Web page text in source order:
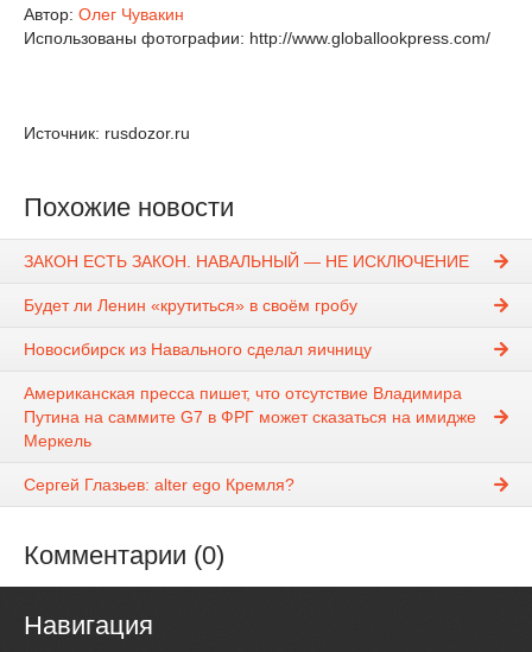
Автор: Олег Чувакин
Использованы фотографии: http://www.globallookpress.com/
Источник: rusdozor.ru
Похожие новости
ЗАКОН ЕСТЬ ЗАКОН. НАВАЛЬНЫЙ — НЕ ИСКЛЮЧЕНИЕ
Будет ли Ленин «крутиться» в своём гробу
Новосибирск из Навального сделал яичницу
Американская пресса пишет, что отсутствие Владимира
Путина на саммите G7 в ФРГ может сказаться на имидже
Меркель
Сергей Глазьев: alter ego Кремля?
Комментарии (0)
Навигация